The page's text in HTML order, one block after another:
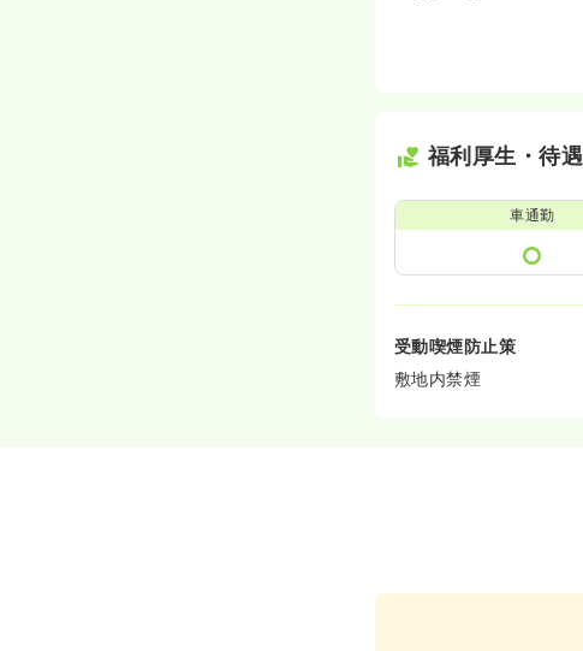
福利厚生・待遇
車通勤
受動喫煙防止策
敷地内禁煙